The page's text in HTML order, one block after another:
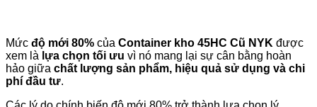
Mức độ mới 80% của Container kho 45HC Cũ NYK được
xem là lựa chọn tối ưu vì nó mang lại sự cân bằng hoàn
hảo giữa chất lượng sản phẩm, hiệu quả sử dụng và chi
phí đầu tư.